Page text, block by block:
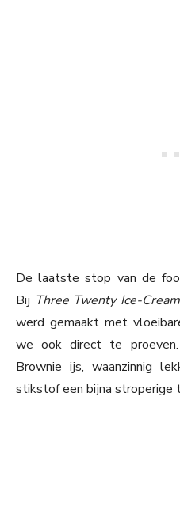
De laatste stop van de
Bij Three Twenty Ice-
werd gemaakt met
we ook direct te
Brownie ijs, waanzinnig
stikstof een bijna stroperige